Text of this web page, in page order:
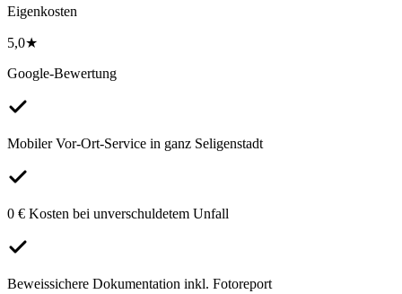
Eigenkosten
5,0★
Google-Bewertung
Mobiler Vor-Ort-Service in ganz Seligenstadt
0 € Kosten bei unverschuldetem Unfall
Beweissichere Dokumentation inkl. Fotoreport